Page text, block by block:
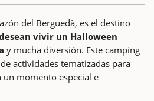
del Berguedà, es el destino
vivir un Halloween
y mucha diversión. Este camping
actividades tematizadas para
un momento especial e